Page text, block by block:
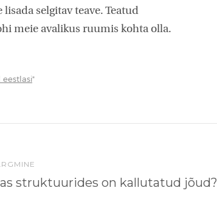
selgitav teave. Teatud
meie avalikus ruumis kohta olla.
"
struktuurides on kallutatud jõud?